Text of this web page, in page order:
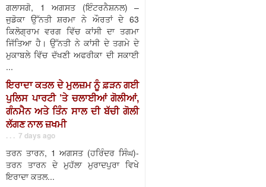
ਗਲਾਸਗੋ, 1 ਅਗਸਤ (ਇੰਟਰਨੈਸ਼ਨਲ) –
ਜੁਡੋਕਾ ਉੱਨਤੀ ਸ਼ਰਮਾ ਨੇ ਔਰਤਾਂ ਦੇ 63
ਕਿਲੋਗ੍ਰਾਮ ਵਰਗ ਵਿੱਚ ਕਾਂਸੀ ਦਾ ਤਗਮਾ
ਜਿੱਤਿਆ ਹੈ। ਉੱਨਤੀ ਨੇ ਕਾਂਸੀ ਦੇ ਤਗਮੇ ਦੇ
ਮੁਕਾਬਲੇ ਵਿੱਚ ਦੱਖਣੀ ਅਫਰੀਕਾ ਦੀ ਸਕਾਈ
...
ਇਰਾਦਾ ਕਤਲ ਦੇ ਮੁਲਜ਼ਮ ਨੂੰ ਫ਼ੜਨ ਗਈ
ਪੁਲਿਸ ਪਾਰਟੀ ’ਤੇ ਚਲਾਈਆਂ ਗੋਲੀਆਂ,
ਗੰਨਮੈਨ ਅਤੇ ਤਿੰਨ ਸਾਲ ਦੀ ਬੱਚੀ ਗੋਲੀ
ਲੱਗਣ ਨਾਲ ਜ਼ਖਮੀ
. . . 7 days ago
ਤਰਨ ਤਾਰਨ, 1 ਅਗਸਤ (ਹਰਿੰਦਰ ਸਿੰਘ)-
ਤਰਨ ਤਾਰਨ ਦੇ ਮੁਹੱਲਾ ਮੁਰਾਦਪੁਰਾ ਵਿਖੇ
ਇਰਾਦਾ ਕਤਲ...